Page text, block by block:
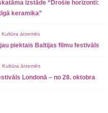
izstāde “Drošie horizonti:
keramika”
Kultūra ārzemēs
piektais Baltijas filmu festivāls
Kultūra ārzemēs
Londonā – no 28. oktobra